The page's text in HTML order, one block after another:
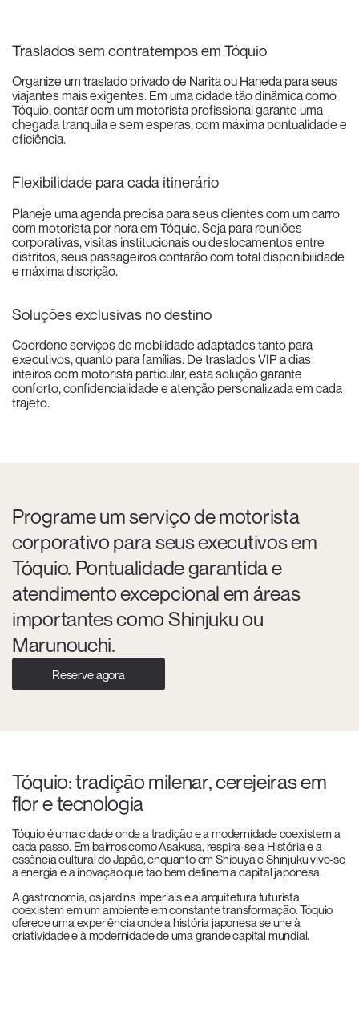
Traslados sem contratempos em Tóquio
Organize um traslado privado de Narita ou Haneda para seus
viajantes mais exigentes. Em uma cidade tão dinâmica como
Tóquio, contar com um motorista profissional garante uma
chegada tranquila e sem esperas, com máxima pontualidade e
eficiência.
Flexibilidade para cada itinerário
Planeje uma agenda precisa para seus clientes com um carro
com motorista por hora em Tóquio. Seja para reuniões
corporativas, visitas institucionais ou deslocamentos entre
distritos, seus passageiros contarão com total disponibilidade
e máxima discrição.
Soluções exclusivas no destino
Coordene serviços de mobilidade adaptados tanto para
executivos, quanto para famílias. De traslados VIP a dias
inteiros com motorista particular, esta solução garante
conforto, confidencialidade e atenção personalizada em cada
trajeto.
Programe um serviço de motorista
corporativo para seus executivos em
Tóquio. Pontualidade garantida e
atendimento excepcional em áreas
importantes como Shinjuku ou
Marunouchi.
Reserve agora
Tóquio: tradição milenar, cerejeiras em
flor e tecnologia
Tóquio é uma cidade onde a tradição e a modernidade coexistem a
cada passo. Em bairros como Asakusa, respira-se a História e a
essência cultural do Japão, enquanto em Shibuya e Shinjuku vive-se
a energia e a inovação que tão bem definem a capital japonesa.
A gastronomia, os jardins imperiais e a arquitetura futurista
coexistem em um ambiente em constante transformação. Tóquio
oferece uma experiência onde a história japonesa se une à
criatividade e à modernidade de uma grande capital mundial.